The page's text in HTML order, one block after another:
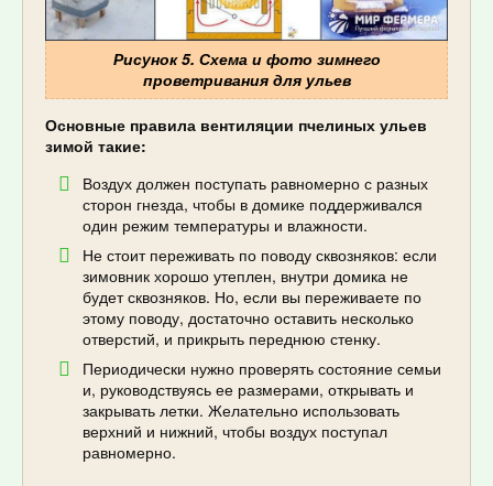
Рисунок 5. Схема и фото зимнего
проветривания для ульев
Основные правила вентиляции пчелиных ульев
зимой такие:
Воздух должен поступать равномерно с разных
сторон гнезда, чтобы в домике поддерживался
один режим температуры и влажности.
Не стоит переживать по поводу сквозняков: если
зимовник хорошо утеплен, внутри домика не
будет сквозняков. Но, если вы переживаете по
этому поводу, достаточно оставить несколько
отверстий, и прикрыть переднюю стенку.
Периодически нужно проверять состояние семьи
и, руководствуясь ее размерами, открывать и
закрывать летки. Желательно использовать
верхний и нижний, чтобы воздух поступал
равномерно.